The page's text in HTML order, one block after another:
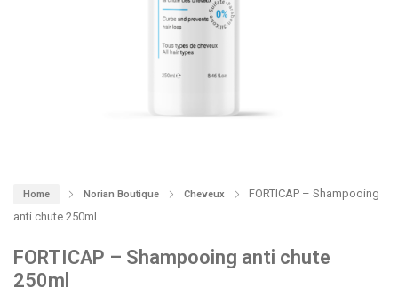
Home Norian Boutique Cheveux
FORTICAP – Shampooing
anti chute 250ml
FORTICAP – Shampooing anti chute
250ml